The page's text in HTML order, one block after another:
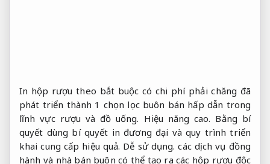
In hộp rượu theo bắt buộc có chi phí phải chăng đã
phát triển thành 1 chọn lọc buôn bán hấp dẫn trong
lĩnh vực rượu và đồ uống. Hiệu năng cao. Bằng bí
quyết dùng bí quyết in đương đại và quy trình triển
khai cung cấp hiệu quả. Dễ sử dụng. các dịch vụ đồng
hành và nhà bán buôn có thể tạo ra các hộp rượu độc